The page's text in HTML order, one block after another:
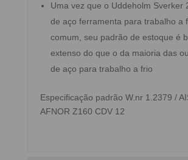
Uma vez que o Uddeholm Sverker
de aço ferramenta para trabalho a
comum, seu padrão de estoque é
extenso do que o da maioria das
de aço para trabalho a frio
Especificação padrão W.nr 1.2379 /
AFNOR Z160 CDV 12